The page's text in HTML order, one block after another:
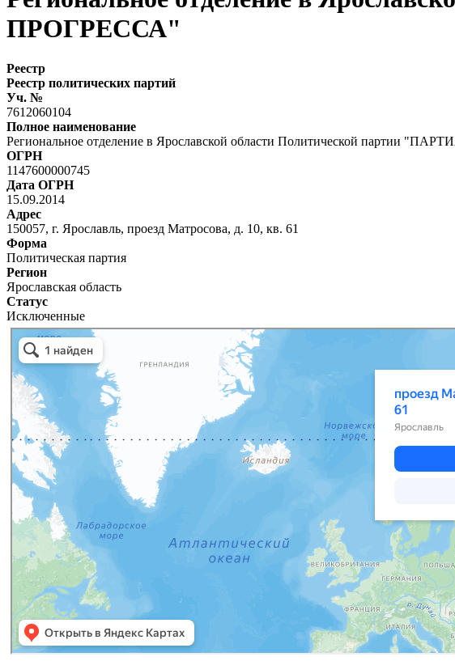
ПРОГРЕССА"
Реестр
Реестр политических партий
Уч. №
7612060104
Полное наименование
Региональное отделение в Ярославской области Политической партии
ОГРН
1147600000745
Дата ОГРН
15.09.2014
Адрес
150057, г. Ярославль, проезд Матросова, д. 10, кв. 61
Форма
Политическая партия
Регион
Ярославская область
Статус
Исключенные